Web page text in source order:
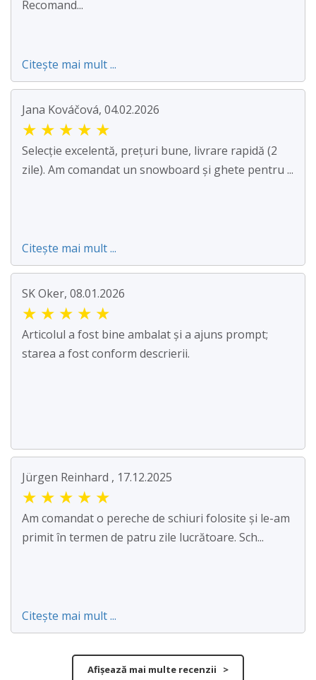
Recomand...
Citește mai mult ...
Jana Kováčová, 04.02.2026
★ ★ ★ ★ ★
Selecție excelentă, prețuri bune, livrare rapidă (2
zile). Am comandat un snowboard și ghete pentru ...
Citește mai mult ...
SK Oker, 08.01.2026
★ ★ ★ ★ ★
Articolul a fost bine ambalat și a ajuns prompt;
starea a fost conform descrierii.
Jürgen Reinhard , 17.12.2025
★ ★ ★ ★ ★
Am comandat o pereche de schiuri folosite și le-am
primit în termen de patru zile lucrătoare. Sch...
Citește mai mult ...
Afișează mai multe recenzii >